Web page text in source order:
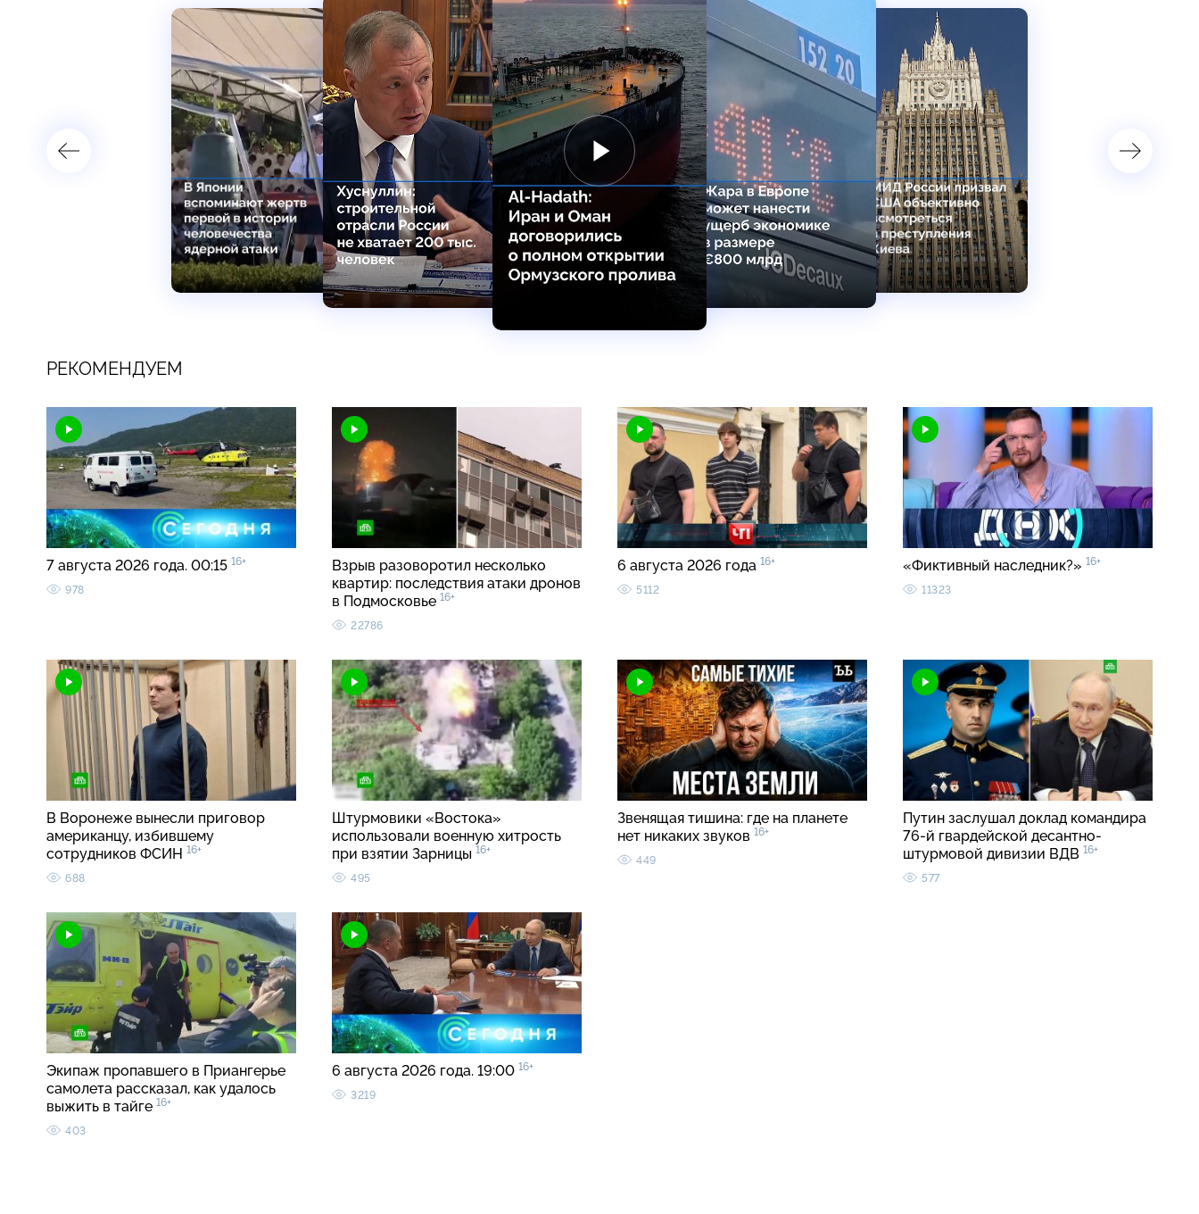
РЕКОМЕНДУЕМ
7 августа 2026 года. 00:15 16+
978
Взрыв разоворотил несколько
квартир: последствия атаки дронов
в Подмосковье 16+
22786
6 августа 2026 года 16+
5112
«Фиктивный наследник?» 16+
11323
В Воронеже вынесли приговор
американцу, избившему
сотрудников ФСИН 16+
688
Штурмовики «Востока»
использовали военную хитрость
при взятии Зарницы 16+
495
Звенящая тишина: где на планете
нет никаких звуков 16+
449
Путин заслушал доклад командира
76-й гвардейской десантно-
штурмовой дивизии ВДВ 16+
577
Экипаж пропавшего в Приангерье
самолета рассказал, как удалось
выжить в тайге 16+
403
6 августа 2026 года. 19:00 16+
3219